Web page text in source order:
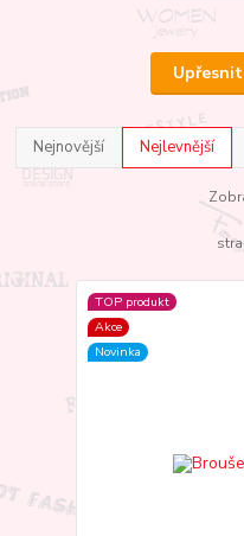
Nejnovější Nejlevnější
TOP produkt
Akce
Novinka